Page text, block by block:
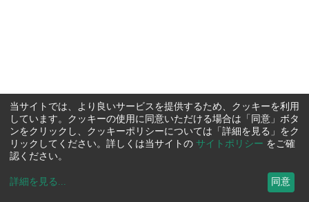
当サイトでは、より良いサービスを提供するため、クッキーを利用
しています。クッキーの使用に同意いただける場合は「同意」ボタ
ンをクリックし、クッキーポリシーについては「詳細を見る」をク
リックしてください。詳しくは当サイトの サイトポリシー をご確
認ください。
詳細を見る ... 同意